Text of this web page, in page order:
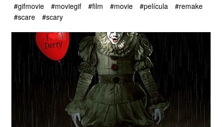
#gifmovie #moviegif #film #movie #película
#remake
#scare
#scary